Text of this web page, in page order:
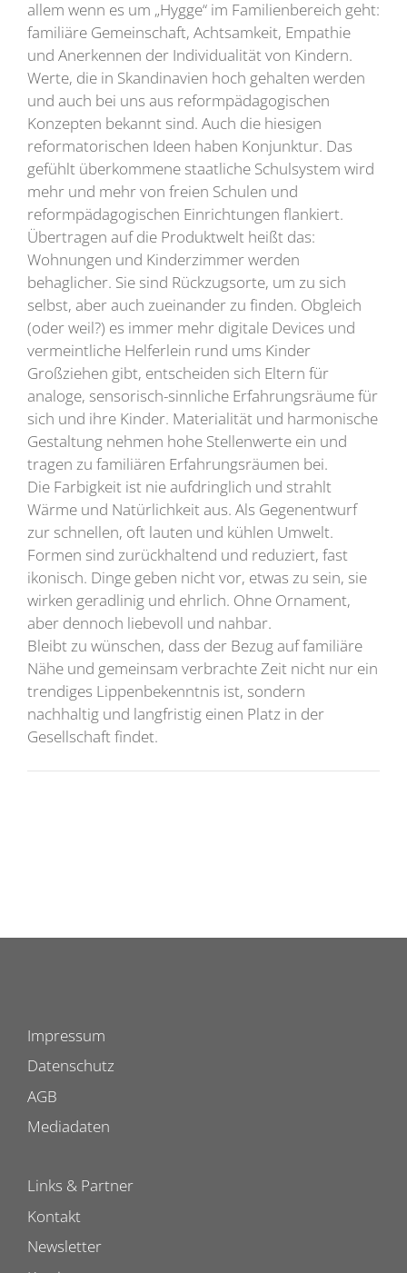
allem wenn es um „Hygge“ im Familienbereich geht:
familiäre Gemeinschaft, Achtsamkeit, Empathie
und Anerkennen der Individualität von Kindern.
Werte, die in Skandinavien hoch gehalten werden
und auch bei uns aus reformpädagogischen
Konzepten bekannt sind. Auch die hiesigen
reformatorischen Ideen haben Konjunktur. Das
gefühlt überkommene staatliche Schulsystem wird
mehr und mehr von freien Schulen und
reformpädagogischen Einrichtungen flankiert.
Übertragen auf die Produktwelt heißt das:
Wohnungen und Kinderzimmer werden
behaglicher. Sie sind Rückzugsorte, um zu sich
selbst, aber auch zueinander zu finden. Obgleich
(oder weil?) es immer mehr digitale Devices und
vermeintliche Helferlein rund ums Kinder
Großziehen gibt, entscheiden sich Eltern für
analoge, sensorisch-sinnliche Erfahrungsräume für
sich und ihre Kinder. Materialität und harmonische
Gestaltung nehmen hohe Stellenwerte ein und
tragen zu familiären Erfahrungsräumen bei.
Die Farbigkeit ist nie aufdringlich und strahlt
Wärme und Natürlichkeit aus. Als Gegenentwurf
zur schnellen, oft lauten und kühlen Umwelt.
Formen sind zurückhaltend und reduziert, fast
ikonisch. Dinge geben nicht vor, etwas zu sein, sie
wirken geradlinig und ehrlich. Ohne Ornament,
aber dennoch liebevoll und nahbar.
Bleibt zu wünschen, dass der Bezug auf familiäre
Nähe und gemeinsam verbrachte Zeit nicht nur ein
trendiges Lippenbekenntnis ist, sondern
nachhaltig und langfristig einen Platz in der
Gesellschaft findet.
Impressum
Datenschutz
AGB
Mediadaten
Links & Partner
Kontakt
Newsletter